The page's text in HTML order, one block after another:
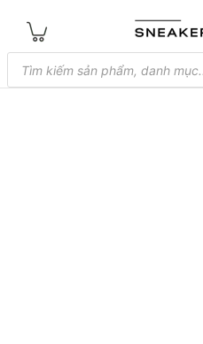
Tìm
kiếm
sản